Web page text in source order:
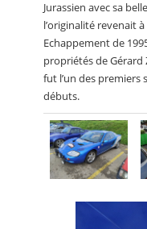
Jurassien avec sa
l’originalité revenait
Echappement de
propriétés de
fut l’un des premiers
débuts.